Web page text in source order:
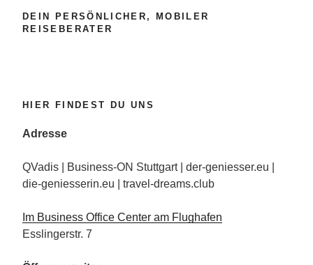
DEIN PERSÖNLICHER, MOBILER
REISEBERATER
HIER FINDEST DU UNS
Adresse
QVadis | Business-ON Stuttgart | der-geniesser.eu |
die-geniesserin.eu | travel-dreams.club
Im Business Office Center am Flughafen
Esslingerstr. 7